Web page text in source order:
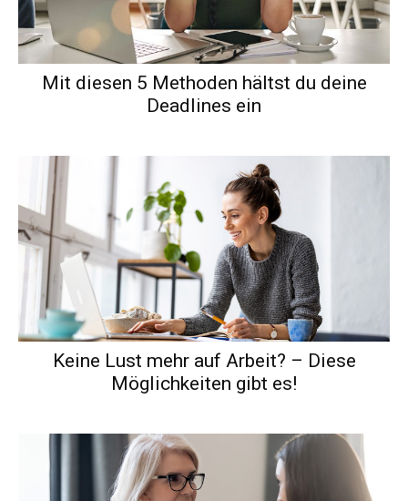
Mit diesen 5 Methoden hältst du deine
Deadlines ein
Keine Lust mehr auf Arbeit? – Diese
Möglichkeiten gibt es!